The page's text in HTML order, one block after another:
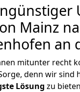
Mainz
an
mitunter recht
denn wir sind
Lösung zu